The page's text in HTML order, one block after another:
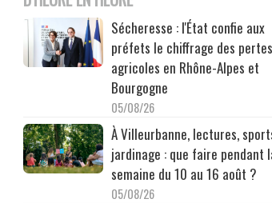
Sécheresse : l'État confie aux
préfets le chiffrage des pertes
agricoles en Rhône-Alpes et
Bourgogne
05/08/26
À Villeurbanne, lectures,
jardinage : que faire pendant
semaine du 10 au 16 août ?
05/08/26